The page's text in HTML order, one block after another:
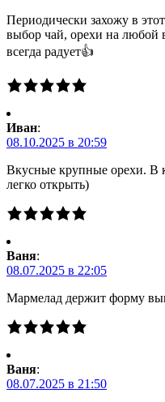
Периодически захожу в
выбор чай, орехи на любой
всегда радует👍
Иван:
08.10.2025 в 20:59
Вкусные крупные орехи. В
легко открыть)
Ваня:
08.07.2025 в 22:05
Мармелад держит форму
Ваня:
08.07.2025 в 21:50